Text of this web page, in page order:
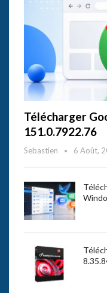
Télécharger
151.0.7922.76
Sebastien 6 Août,